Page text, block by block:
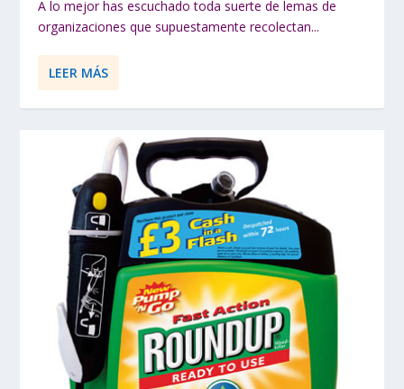
A lo mejor has escuchado toda suerte de lemas de
organizaciones que supuestamente recolectan...
LEER MÁS